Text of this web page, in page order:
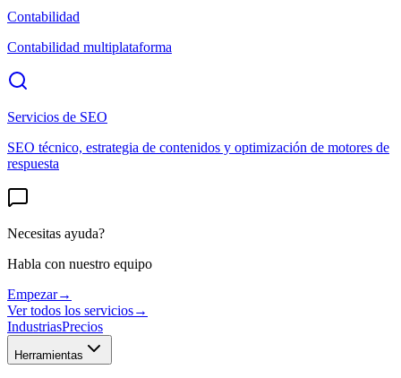
Contabilidad
Contabilidad multiplataforma
Servicios de SEO
SEO técnico, estrategia de contenidos y optimización de motores de
respuesta
Necesitas ayuda?
Habla con nuestro equipo
Empezar→
Ver todos los servicios→
IndustriasPrecios
Herramientas